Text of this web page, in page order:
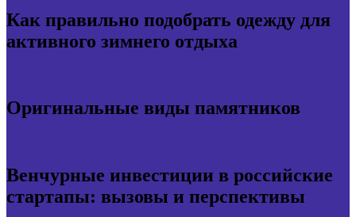
Как правильно подобрать одежду для
активного зимнего отдыха
Оригинальные виды памятников
Венчурные инвестиции в российские
стартапы: вызовы и перспективы